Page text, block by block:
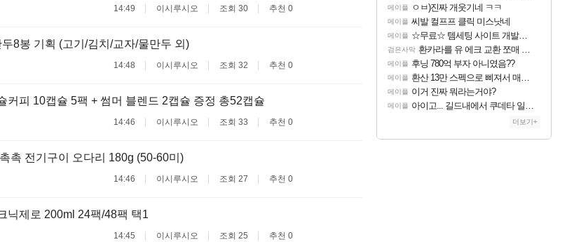
14:49 이시루시오 조회 30 추천 0
8봉 기획 (고기/김치/교자/물만두 외)
14:48 이시루시오 조회 32 추천 0
커피 10캡슐 5팩 + 썸머 블렌드 2캡슐 증정 총52캡슐
14:46 이시루시오 조회 33 추천 0
촉 전기구이 오다리 180g (50-60미)
14:46 이시루시오 조회 27 추천 0
닉제로 200ml 24팩/48팩 택1
14:45 이시루시오 조회 25 추천 0
메이플 ㅇㅂ)진짜 개웃기네 ㅋㅋ
메이플 씨발 컬프프 클릭 미스낫네
메이플 ☆무료☆ 템세팅 사이트 개발자입니다
검은사막 환카라를 유 에크 교환 쪼매 서운함..
메이플 후닝 780억 부자 아니였음??
메이플 환산 13만 스펙으로 삐져서 매주 수로 10만점 치고있으면 ㅋㅋ
메이플 이거 진짜 뭐라는거야?
메이플 아이고... 길드내에서 쿠데타 일어났네
더보기+